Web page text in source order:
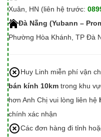
Xuân, HN (liên hệ trước:
Đà Nẵng (Yubann –
Phường Hòa Khánh, TP Đà
Huy Linh miễn phí vận
bán kính 10km trong khu
hơn Anh Chị vui lòng liên hệ
chính xác nhận
Các đơn hàng đi tỉnh